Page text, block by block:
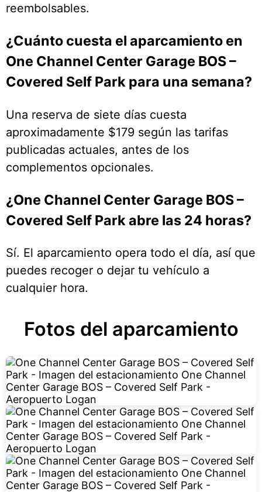
reembolsables.
¿Cuánto cuesta el aparcamiento en
One Channel Center Garage BOS –
Covered Self Park para una semana?
Una reserva de siete días cuesta
aproximadamente $179 según las tarifas
publicadas actuales, antes de los
complementos opcionales.
¿One Channel Center Garage BOS –
Covered Self Park abre las 24 horas?
Sí. El aparcamiento opera todo el día, así que
puedes recoger o dejar tu vehículo a
cualquier hora.
Fotos del aparcamiento